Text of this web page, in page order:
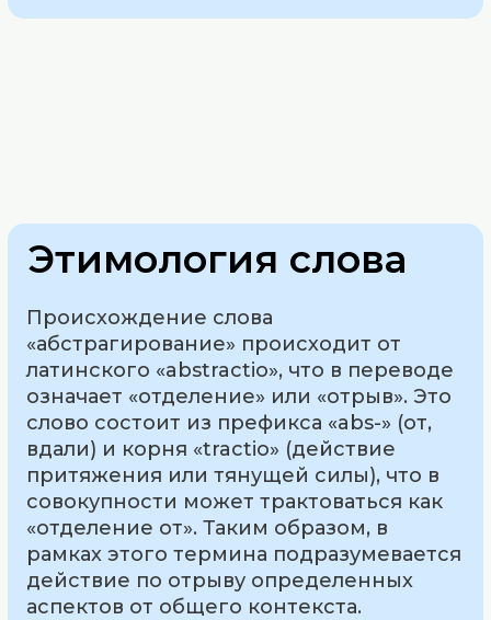
Этимология слова
Происхождение слова
«абстрагирование» происходит от
латинского «abstractio», что в переводе
означает «отделение» или «отрыв». Это
слово состоит из префикса «abs-» (от,
вдали) и корня «tractio» (действие
притяжения или тянущей силы), что в
совокупности может трактоваться как
«отделение от». Таким образом, в
рамках этого термина подразумевается
действие по отрыву определенных
аспектов от общего контекста.